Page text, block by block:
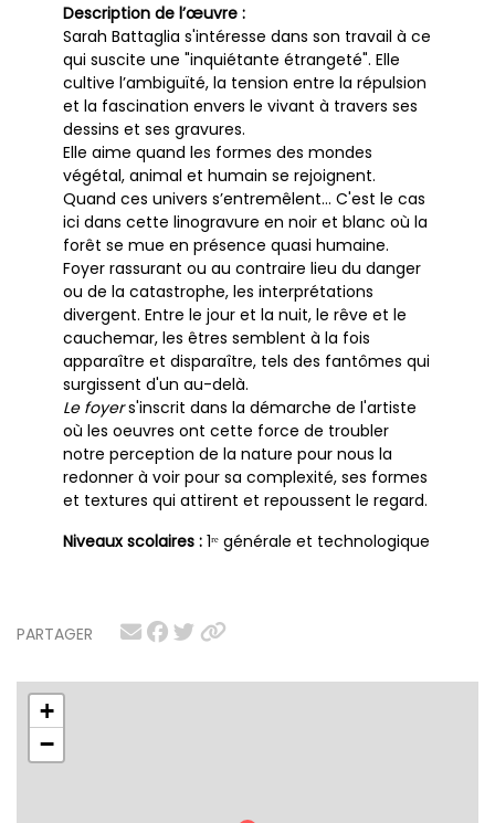
PARTAGER
+
−
Description de l’œuvre :
Sarah Battaglia s'intéresse dans son travail à ce
qui suscite une "inquiétante étrangeté". Elle
cultive l’ambiguïté, la tension entre la répulsion
et la fascination envers le vivant à travers ses
dessins et ses gravures.
Elle aime quand les formes des mondes
végétal, animal et humain se rejoignent.
Quand ces univers s’entremêlent… C'est le cas
ici dans cette linogravure en noir et blanc où la
forêt se mue en présence quasi humaine.
Foyer rassurant ou au contraire lieu du danger
ou de la catastrophe, les interprétations
divergent. Entre le jour et la nuit, le rêve et le
cauchemar, les êtres semblent à la fois
apparaître et disparaître, tels des fantômes qui
surgissent d'un au-delà.
Le foyers'inscrit dans la démarche de l'artiste
où les oeuvres ont cette force de troubler
notre perception de la nature pour nous la
redonner à voir pour sa complexité, ses formes
et textures qui attirent et repoussent le regard.
Niveaux scolaires : 1ʳᵉ générale et technologique